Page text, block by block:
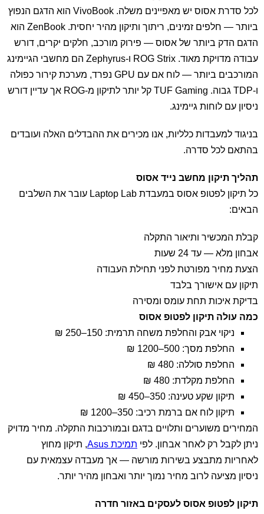
לכל סדרת אסוס יש מאפיינים משלה. VivoBook הוא הדגם הנפוץ
ביותר — חלפים זמינים, ריתוך ותיקון מהיר יחסית. ZenBook הוא
הדגם הדק ביותר של אסוס — פירוק מורכב, חלקים יקרים, דורש
עבודה מדויקת מאוד. ROG Strix ו-Zephyrus הם מחשבי הגיימינג
המורכבים ביותר — לוח אם עם GPU נפרד, מערכת קירור כפולה
ו-TDP גבוה. TUF Gaming קל יותר לתיקון מ-ROG אך עדיין דורש
ניסיון עם לוחות גיימינג.
בניגוד למעבדות כלליות, אנו מכירים את ההבדלים האלה ועובדים
בהתאם לכל סדרה.
תהליך תיקון מחשב נייד אסוס
כל תיקון לפטופ אסוס במעבדת Laptop Lab עובר את השלבים
הבאים:
קבלת המכשיר ותיאור התקלה
אבחון מלא — עד 24 שעות
הצעת מחיר מפורטת לפני תחילת העבודה
תיקון עם אישורך בלבד
בדיקת איכות תחת עומס ומסירה
כמה עולה תיקון לפטופ אסוס
ניקוי אבק והחלפת משחה תרמית: 150–250 ₪
החלפת מסך: 500–1200 ₪
החלפת סוללה: 480 ₪
החלפת מקלדת: 480 ₪
תיקון שקע טעינה: 350–450 ₪
תיקון לוח אם ברמת רכיב: 350–1200 ₪
המחירים משוערים ותלויים בדגם ובמורכבות התקלה. מחיר מדויק
ניתן לקבל רק לאחר אבחון. לפי תמיכת Asus
, תיקון מחוץ
לאחריות מתבצע בשירות מורשה — אך מעבדה עצמאית עם
ניסיון מציעה לרוב מחיר נמוך יותר ואבחון מהיר יותר.
תיקון לפטופ אסוס לעסקים באזור חדרה